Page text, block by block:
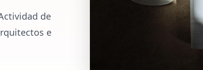
de
e